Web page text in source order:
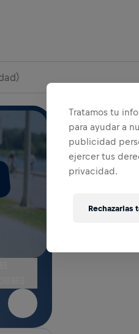
EXPANDIR
Tratamos tu
para ayudar a
publicidad
ejercer tus
privacidad.
Rechazarlas